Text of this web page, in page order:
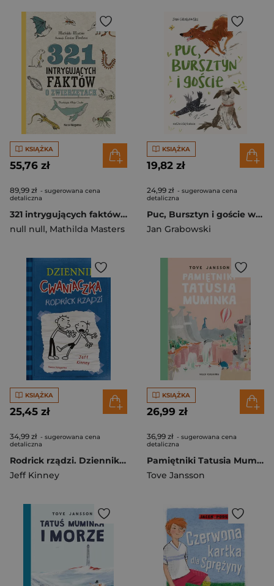
KSIĄŻKA
55,76 zł
89,99 zł - sugerowana cena
detaliczna
321 intrygujących faktów o zwierzętach. Superciekawe fakty wyd. 2025
null null, Mathilda Masters
KSIĄŻKA
19,82 zł
24,99 zł - sugerowana cena
detaliczna
Puc, Bursztyn i goście wyd. 2025
Jan Grabowski
KSIĄŻKA
25,45 zł
34,99 zł - sugerowana cena
detaliczna
Rodrick rządzi. Dziennik cwaniaczka. Tom 2 wyd. 2025
Jeff Kinney
KSIĄŻKA
26,99 zł
36,99 zł - sugerowana cena
detaliczna
Pamiętniki Tatusia Muminka
Tove Jansson